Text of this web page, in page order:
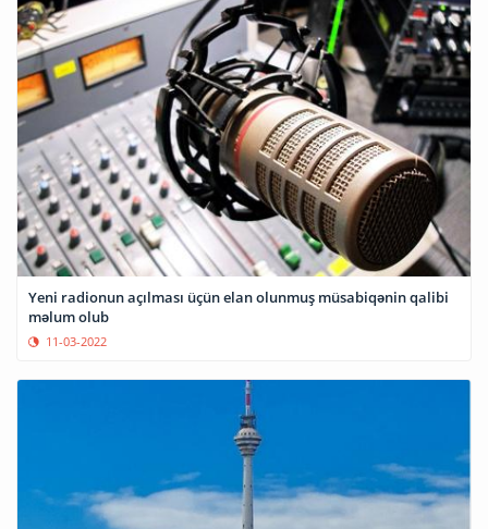
Yeni radionun açılması üçün elan olunmuş müsabiqənin qalibi
məlum olub
11-03-2022